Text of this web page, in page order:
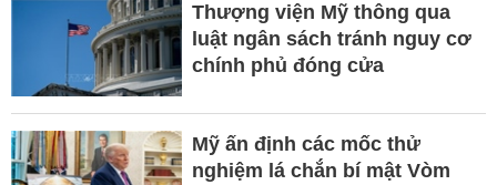
Thượng viện Mỹ thông qua
luật ngân sách tránh nguy cơ
chính phủ đóng cửa
Mỹ ấn định các mốc thử
nghiệm lá chắn bí mật Vòm